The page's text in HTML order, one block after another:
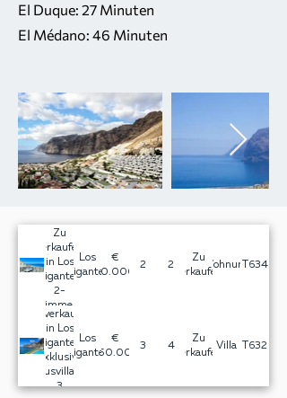
El Duque: 27 Minuten
El Médano: 46 Minuten
Zu
verkaufen
in Los
Gigantes:
2-
Zimmer-
Wohnung
mit
herrlichem
Blick auf
das Meer
und La
Los
Gigantes
€
460.000,-
2 2
Zu
verkaufen
WohnungT634
Zu verkaufen
in Los
Gigantes:
Exklusive
Luxusvilla mit
3
Los
Gigantes
€
3.450.000,-
3 4
Zu
verkaufen
Villa T632